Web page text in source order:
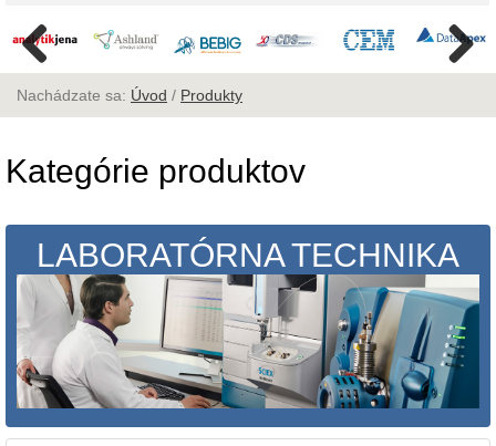
Nachádzate sa: Úvod / Produkty
Kategórie produktov
LABORATÓRNA TECHNIKA